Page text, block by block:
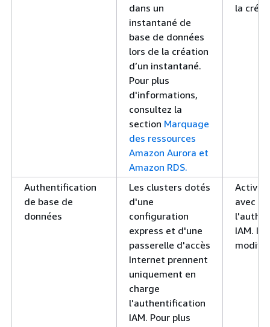
dans un
instantané de
base de données
lors de la création
d’un instantané.
Pour plus
d'informations,
consultez la
section Marquage
des ressources
Amazon Aurora et
Amazon RDS.
la
Authentification
de base de
données
Les clusters dotés
d'une
configuration
express et d'une
passerelle d'accès
Internet prennent
uniquement en
charge
l'authentification
IAM. Pour plus
Activé
avec
IAM.